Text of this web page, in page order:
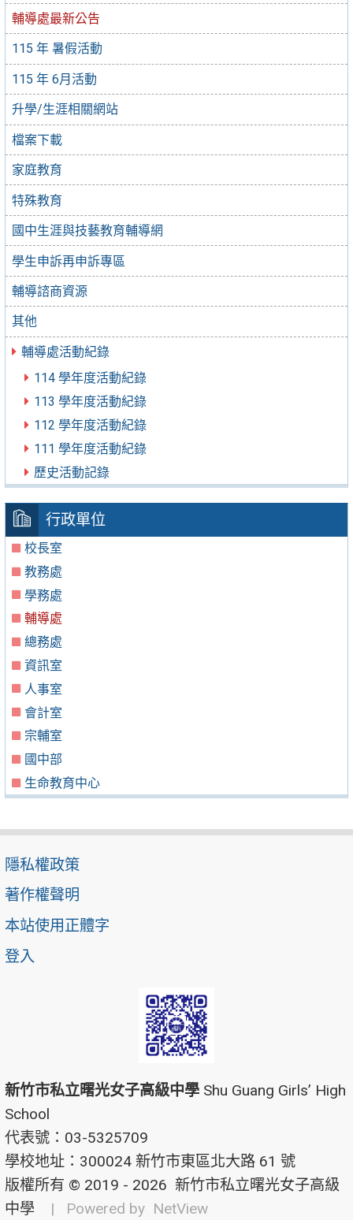
輔導處最新公告
115 年 暑假活動
115 年 6月活動
升學/生涯相關網站
檔案下載
家庭教育
特殊教育
國中生涯與技藝教育輔導網
學生申訴再申訴專區
輔導諮商資源
其他
輔導處活動紀錄
114 學年度活動紀錄
113 學年度活動紀錄
112 學年度活動紀錄
111 學年度活動紀錄
歷史活動記錄
行政單位
校長室
教務處
學務處
輔導處
總務處
資訊室
人事室
會計室
宗輔室
國中部
生命教育中心
隱私權政策
著作權聲明
本站使用正體字
登入
新竹市私立曙光女子高級中學 Shu Guang Girls’ High
School
代表號：03-5325709
學校地址：300024 新竹市東區北大路 61 號
版權所有 © 2019 - 2026 新竹市私立曙光女子高級
中學
| Powered by NetView